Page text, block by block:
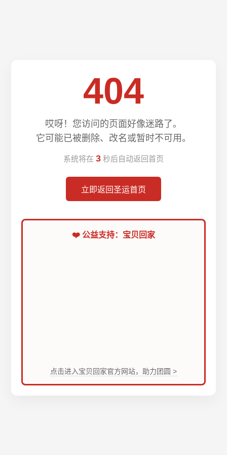
404
哎呀！您访问的页面好像迷路了。
它可能已被删除、改名或暂时不可用。
系统将在 3 秒后自动返回首页
立即返回圣运首页
❤️ 公益支持：宝贝回家
点击进入宝贝回家官方网站，助力团圆 >